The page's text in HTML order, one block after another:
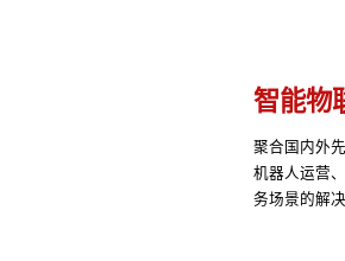
智能物
聚合国内外
机器人运营
务场景的解